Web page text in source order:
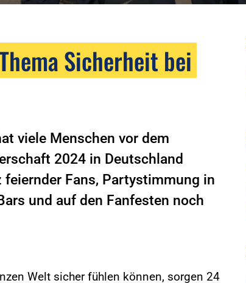
Sicherheit bei
viele Menschen vor dem
2024 in Deutschland
Fans, Partystimmung in
und auf den Fanfesten noch
Welt sicher fühlen können, sorgen 24